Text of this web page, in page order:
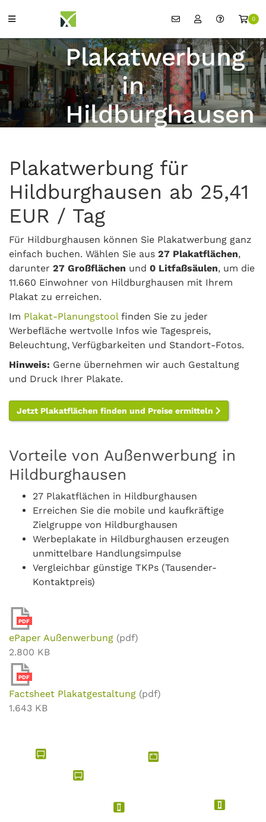
0
Plakatwerbung
in
Hildburghausen
Plakatwerbung für
Hildburghausen ab 25,41
EUR / Tag
Für Hildburghausen können Sie Plakatwerbung ganz
einfach buchen. Wählen Sie aus 27 Plakatflächen,
darunter 27 Großflächen und 0 Litfaßsäulen, um die
11.660 Einwohner von Hildburghausen mit Ihrem
Plakat zu erreichen.
Im Plakat-Planungstoolfinden Sie zu jeder
Werbefläche wertvolle Infos wie Tagespreis,
Beleuchtung, Verfügbarkeiten und Standort-Fotos.
Hinweis: Gerne übernehmen wir auch Gestaltung
und Druck Ihrer Plakate.
Jetzt Plakatflächen finden und Preise ermitteln
Vorteile von Außenwerbung in
Hildburghausen
27 Plakatflächen in Hildburghausen
Erreichen Sie die mobile und kaufkräftige
Zielgruppe von Hildburghausen
Werbeplakate in Hildburghausen erzeugen
unmittelbare Handlungsimpulse
Vergleichbar günstige TKPs (Tausender-
Kontaktpreis)
PDF
ePaper Außenwerbung (pdf)
2.800 KB
PDF
Factsheet Plakatgestaltung (pdf)
1.643 KB